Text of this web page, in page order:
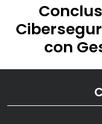
con